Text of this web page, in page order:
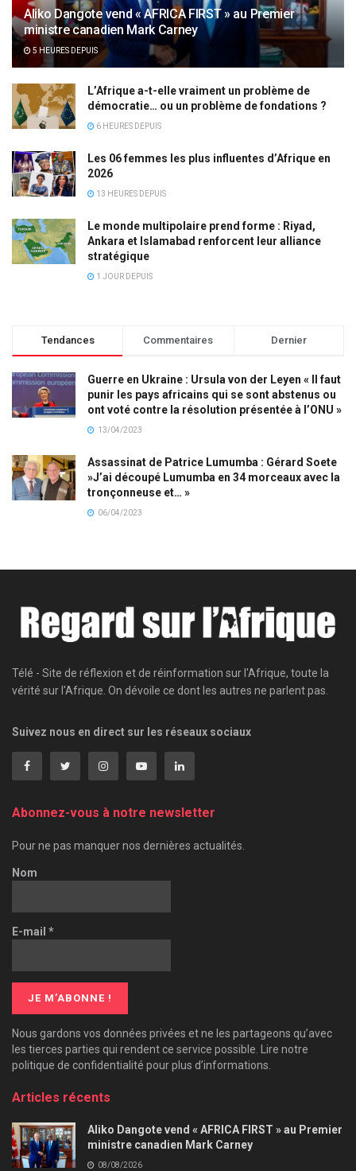
Aliko Dangote vend « AFRICA FIRST » au Premier
ministre canadien Mark Carney
5 HEURES DEPUIS
L’Afrique a-t-elle vraiment un problème de
démocratie… ou un problème de fondations ?
6 HEURES DEPUIS
Les 06 femmes les plus influentes d’Afrique en
2026
13 HEURES DEPUIS
Le monde multipolaire prend forme : Riyad,
Ankara et Islamabad renforcent leur alliance
stratégique
1 JOUR DEPUIS
Tendances Commentaires Dernier
Guerre en Ukraine : Ursula von der Leyen « Il faut
punir les pays africains qui se sont abstenus ou
ont voté contre la résolution présentée à l’ONU »
13/04/2023
Assassinat de Patrice Lumumba : Gérard Soete
»J’ai découpé Lumumba en 34 morceaux avec la
tronçonneuse et… »
06/04/2023
Télé - Site de réflexion et de réinformation sur l'Afrique, toute la
vérité sur l'Afrique. On dévoile ce dont les autres ne parlent pas.
Suivez nous en direct sur les réseaux sociaux
Abonnez-vous à notre newsletter
Pour ne pas manquer nos dernières actualités.
Nom
E-mail *
Nous gardons vos données privées et ne les partageons qu’avec
les tierces parties qui rendent ce service possible. Lire notre
politique de confidentialité pour plus d’informations.
Articles récents
Aliko Dangote vend « AFRICA FIRST » au Premier
ministre canadien Mark Carney
08/08/2026